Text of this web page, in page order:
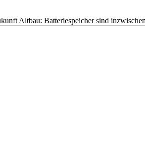
Altbau: Batteriespeicher sind